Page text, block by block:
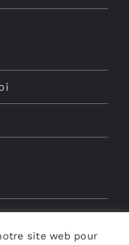
site web pour